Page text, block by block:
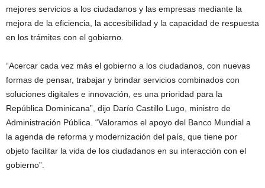
mejores servicios a los ciudadanos y las empresas mediante la
mejora de la eficiencia, la accesibilidad y la capacidad de respuesta
en los trámites con el gobierno.
“Acercar cada vez más el gobierno a los ciudadanos, con nuevas
formas de pensar, trabajar y brindar servicios combinados con
soluciones digitales e innovación, es una prioridad para la
República Dominicana”, dijo Darío Castillo Lugo, ministro de
Administración Pública. “Valoramos el apoyo del Banco Mundial a
la agenda de reforma y modernización del país, que tiene por
objeto facilitar la vida de los ciudadanos en su interacción con el
gobierno”.